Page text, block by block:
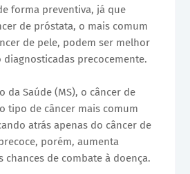
forma preventiva, já que
de próstata, o mais comum
de pele, podem ser melhor
precocemente.
da Saúde (MS), o câncer de
tipo de câncer mais comum
atrás apenas do câncer de
porém, aumenta
chances de combate à doença.